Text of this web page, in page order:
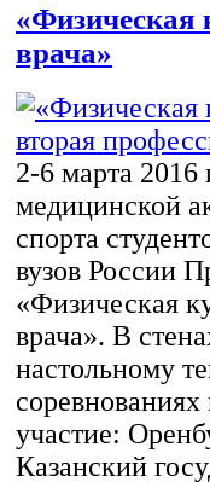
«Физическая
врача»
2-6 марта 2016
медицинской
спорта
вузов России
«Физическая
врача». В
настольному
участие:
Казанский